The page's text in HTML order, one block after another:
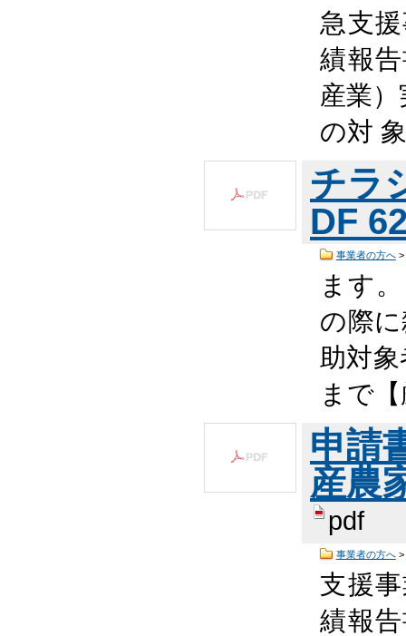
急支
績報
産業
の対
チラ
DF
事業者の方へ>
ます
の際
助対
まで
申請
産農
pdf
事業者の方へ>
支援
績報